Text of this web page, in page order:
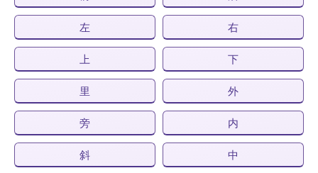
左 右
上 下
里 外
旁 内
斜 中